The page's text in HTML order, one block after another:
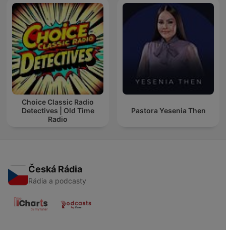
Choice Classic Radio
Detectives | Old Time
Radio
Pastora Yesenia Then
Česká Rádia
Rádia a podcasty